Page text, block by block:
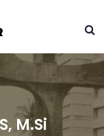
M.Si